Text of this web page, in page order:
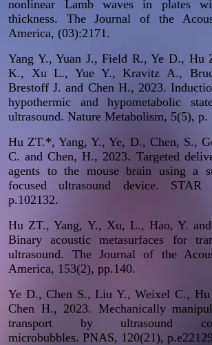
nonlinear Lamb waves in plates
thickness. The Journal of the
America, (03):2171.
Yang Y., Yuan J., Field R., Ye D., Hu
K., Xu L., Yue Y., Kravitz A.,
Brestoff J. and Chen H., 2023.
hypothermic and hypometabolic
ultrasound.Nature Metabolism, 5(5), p.
Hu ZT.*, Yang, Y., Ye, D., Chen, S.,
C. and Chen, H., 2023. Targeted
agents to the mouse brain using a
focused ultrasound device. STAR
p.102132.
Hu ZT., Yang, Y., Xu, L., Hao, Y.
Binary acoustic metasurfaces for
ultrasound. The Journal of the
America, 153(2), pp.140.
Ye D., Chen S., Liu Y., Weixel C., Hu
Chen H., 2023. Mechanically
transport by ultrasound
microbubbles.PNAS, 120(21),